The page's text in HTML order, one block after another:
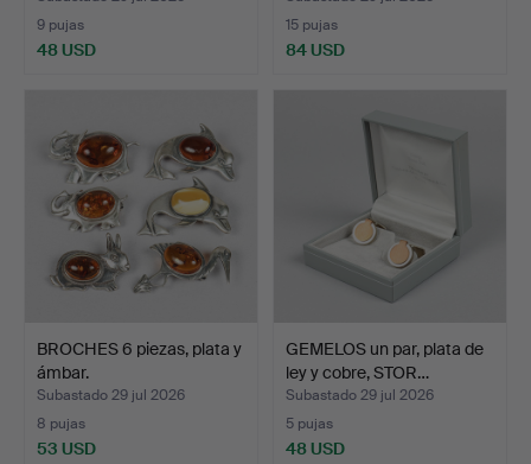
9 pujas
48 USD
15 pujas
84 USD
BROCHES 6 piezas, plata y
ámbar.
Subastado 29 jul 2026
8 pujas
53 USD
GEMELOS un par, plata de
ley y cobre, STOR…
Subastado 29 jul 2026
5 pujas
48 USD